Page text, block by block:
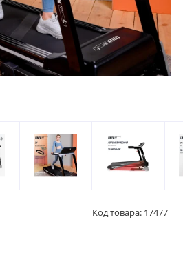
Код товара: 17477